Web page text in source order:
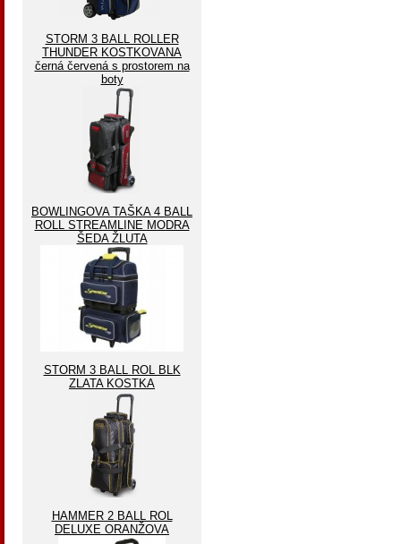
STORM 3 BALL ROLLER
THUNDER KOSTKOVANA
černá červená s prostorem na
boty
BOWLINGOVA TAŠKA 4 BALL
ROLL STREAMLINE MODRA
ŠEDA ŽLUTA
STORM 3 BALL ROL BLK
ZLATA KOSTKA
HAMMER 2 BALL ROL
DELUXE ORANŽOVA